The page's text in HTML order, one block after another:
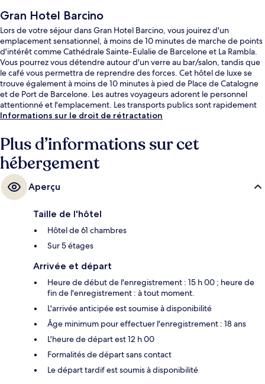
Gran Hotel Barcino
Lors de votre séjour dans Gran Hotel Barcino, vous jouirez d'un
emplacement sensationnel, à moins de 10 minutes de marche de points
d'intérêt comme Cathédrale Sainte-Eulalie de Barcelone et La Rambla.
Vous pourrez vous détendre autour d'un verre au bar/salon, tandis que
le café vous permettra de reprendre des forces. Cet hôtel de luxe se
trouve également à moins de 10 minutes à pied de Place de Catalogne
et de Port de Barcelone. Les autres voyageurs adorent le personnel
attentionné et l'emplacement. Les transports publics sont rapidement
accessibles à pied : Station de métro Jaume I se situe à quelques pas et
Informations sur le droit de rétractation
Plus d’informations sur cet
hébergement
Aperçu
Taille de l'hôtel
Hôtel de 61 chambres
Sur 5 étages
Arrivée et départ
Heure de début de l'enregistrement : 15 h 00 ; heure de
fin de l'enregistrement : à tout moment.
L'arrivée anticipée est soumise à disponibilité
Âge minimum pour effectuer l'enregistrement : 18 ans
L'heure de départ est 12 h 00
Formalités de départ sans contact
Le départ tardif est soumis à disponibilité